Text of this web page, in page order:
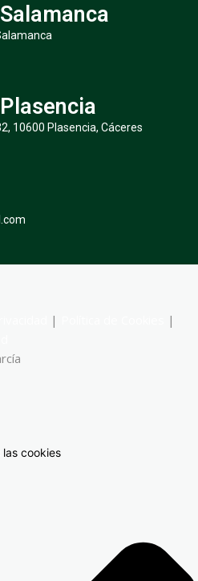
10600 Plasencia, Cáceres
|
|
cookies